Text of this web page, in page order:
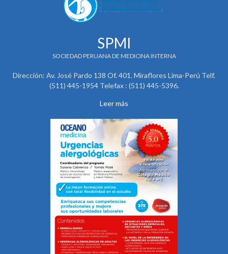
SPMI
SOCIEDAD PERUANA DE MEDICINA INTERNA
Dirección: Av. José Pardo 138 Of. 401. Miraflores Lima-Perú Telf.
(511) 445-1954 Telefax : (511) 445-5396.
Leer más